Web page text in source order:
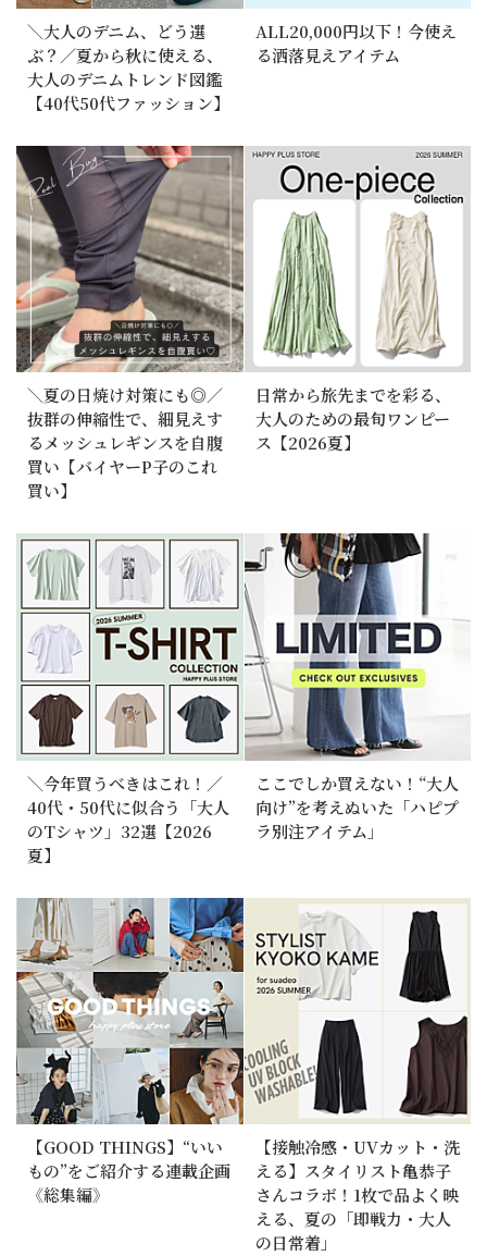
＼大人のデニム、どう選
ぶ？／夏から秋に使える、
大人のデニムトレンド図鑑
【40代50代ファッション】
ALL20,000円以下！今使え
る洒落見えアイテム
＼夏の日焼け対策にも◎／
抜群の伸縮性で、細見えす
るメッシュレギンスを自腹
買い【バイヤーP子のこれ
買い】
日常から旅先までを彩る、
大人のための最旬ワンピー
ス【2026夏】
＼今年買うべきはこれ！／
40代・50代に似合う「大人
のTシャツ」32選【2026
夏】
ここでしか買えない！“大人
向け”を考えぬいた「ハピプ
ラ別注アイテム」
【GOOD THINGS】“いい
もの”をご紹介する連載企画
《総集編》
【接触冷感・UVカット・洗
える】スタイリスト亀恭子
さんコラボ！1枚で品よく映
える、夏の「即戦力・大人
の日常着」